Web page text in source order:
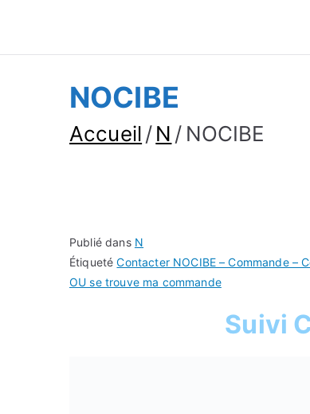
Suivre Colis -
NOCIBE
Accueil N NOCIBE
Publié dans N
ÉtiquetéContacter NOCIBE – Commande –
OU se trouve ma commande
Suivi